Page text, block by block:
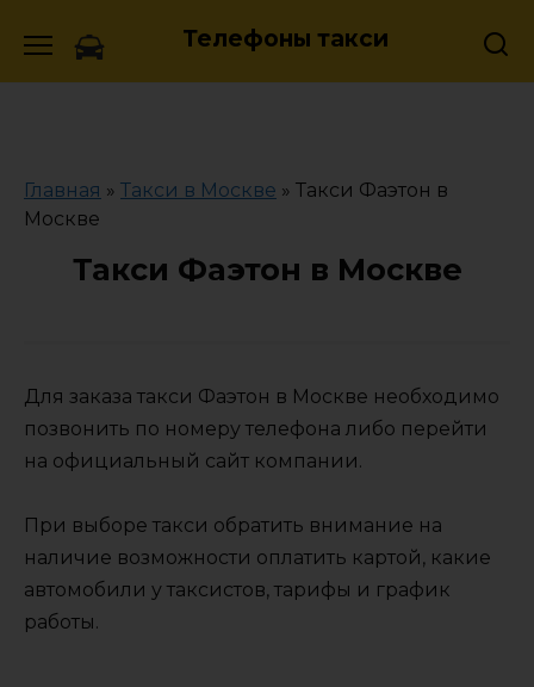
Телефоны такси
Главная » Такси в Москве » Такси Фаэтон в
Москве
Такси Фаэтон в Москве
Для заказа такси Фаэтон в Москве необходимо
позвонить по номеру телефона либо перейти
на официальный сайт компании.
При выборе такси обратить внимание на
наличие возможности оплатить картой, какие
автомобили у таксистов, тарифы и график
работы.